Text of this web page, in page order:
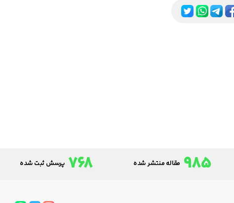
985 مقاله منتشر شده 768 پرسش ثبت شده